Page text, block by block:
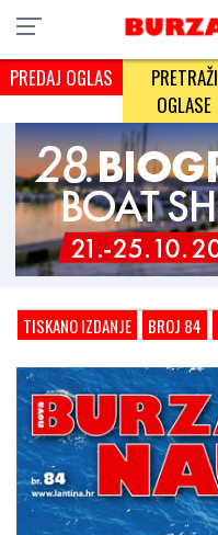
PREDAJ OGLAS
PRETRAŽI
OGLASE
TISKANO IZDANJE BROJ 84